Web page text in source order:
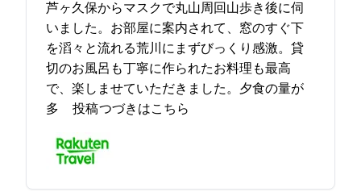
芦ヶ久保からマスクで丸山周回山歩き後に伺
いました。お部屋に案内されて、窓のすぐ下
を滔々と流れる荒川にまずびっくり感激。貸
切のお風呂も丁寧に作られたお料理も最高
で、楽しませていただきました。夕食の量が
多… 2021-09-22 09:29:09投稿つづきはこちら